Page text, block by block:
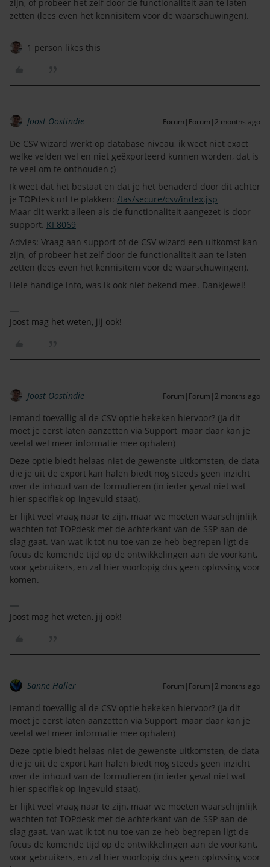
zijn, of probeer het zelf door de functionaliteit aan te laten
zetten (lees even het kennisitem voor de waarschuwingen).
1 person likes this
Joost Oostindie Forum|Forum|2 months ago
De CSV wizard werkt op database niveau, ik weet niet exact
welke velden wel en niet geëxporteerd kunnen worden, dat is
te veel om te onthouden ;)
Ik weet dat het bestaat en dat je het benaderd door dit achter
je TOPdesk url te plakken: /tas/secure/csv/index.jsp
Maar dit werkt alleen als de functionaliteit aangezet is door
support. KI 8069
Advies: Vraag aan support of de CSV wizard een uitkomst kan
zijn, of probeer het zelf door de functionaliteit aan te laten
zetten (lees even het kennisitem voor de waarschuwingen).
Hele handige info, was ik ook niet bekend mee. Dankjewel!
Joost mag het weten, jij ook!
Joost Oostindie Forum|Forum|2 months ago
Iemand toevallig al de CSV optie bekeken hiervoor? (Ja dit
moet je eerst laten aanzetten via Support, maar daar kan je
veelal wel meer informatie mee ophalen)
Deze optie biedt helaas niet de gewenste uitkomsten, de data
die je uit de export kan halen biedt nog steeds geen inzicht
over de inhoud van de formulieren (in ieder geval niet wat
hier specifiek op ingevuld staat).
Er lijkt veel vraag naar te zijn, maar we moeten waarschijnlijk
wachten tot TOPdesk met de achterkant van de SSP aan de
slag gaat. Van wat ik tot nu toe van ze heb begrepen ligt de
focus de komende tijd op de ontwikkelingen aan de voorkant,
voor gebruikers, en zal hier voorlopig dus geen oplossing voor
komen.
Joost mag het weten, jij ook!
Sanne Haller Forum|Forum|2 months ago
Iemand toevallig al de CSV optie bekeken hiervoor? (Ja dit
moet je eerst laten aanzetten via Support, maar daar kan je
veelal wel meer informatie mee ophalen)
Deze optie biedt helaas niet de gewenste uitkomsten, de data
die je uit de export kan halen biedt nog steeds geen inzicht
over de inhoud van de formulieren (in ieder geval niet wat
hier specifiek op ingevuld staat).
Er lijkt veel vraag naar te zijn, maar we moeten waarschijnlijk
wachten tot TOPdesk met de achterkant van de SSP aan de
slag gaat. Van wat ik tot nu toe van ze heb begrepen ligt de
focus de komende tijd op de ontwikkelingen aan de voorkant,
voor gebruikers, en zal hier voorlopig dus geen oplossing voor